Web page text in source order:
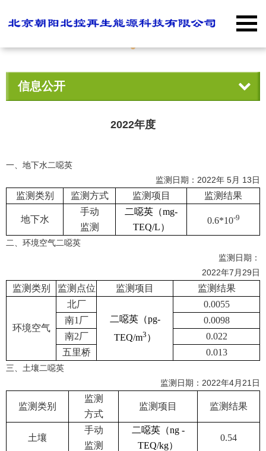
信息公开
2022年度
一、地下水二噁英
监测日期： 2022年 5月 13日
监测类别 监测方式 监测项目 监测结果
地下水
手动
监测
二噁英（mg-
TEQ/L）
0.6*10-9
二、环境空气二噁英
监测日期：
2022年7 月 29日
监测类别 监测点位 监测项目 监测结果
环境空气
北厂
二噁英（pg-
TEQ/m3 ）
0.0055
南1 厂
0.0098
南2厂
0.022
五里桥
0.013
三、土壤二噁英
监测日期： 2022年4月 21 日
监测类别
监测
方式
监测项目 监测结果
土壤
手动
监测
二噁英（ng -
TEQ/kg）
0.54